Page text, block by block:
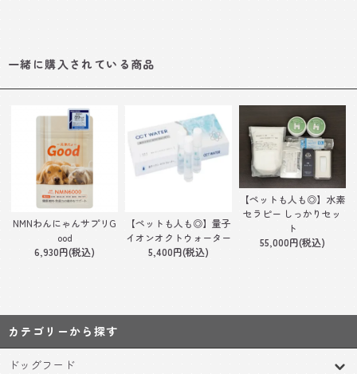
一緒に購入されている商品
NMNわんにゃんサプリG
ood
6,930円(税込)
【ペットも人も◎】量子
イオンオクトウォーター
5,400円(税込)
【ペットも人も◎】水素
セラピー しっかりセッ
ト
55,000円(税込)
カテゴリーから探す
ドッグフード